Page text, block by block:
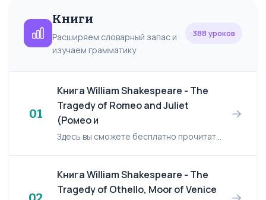
Книги
Расширяем словарный запас и
изучаем грамматику
388 уроков
01
Книга William Shakespeare - The
Tragedy of Romeo and Juliet
(Ромео и
Здесь вы сможете бесплатно прочитать книгу: William Shakespeare "The Tragedy of Romeo and Juliet". Dramatis Personae Chorus. Escalus, Prince of Verona. Paris, a young Count, kin...
→
Книга William Shakespeare - The
Tragedy of Othello, Moor of Venice